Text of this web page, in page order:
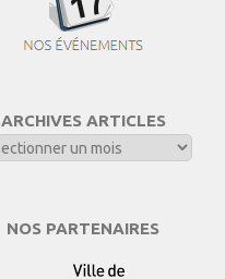
ARCHIVES ARTICLES
NOS PARTENAIRES